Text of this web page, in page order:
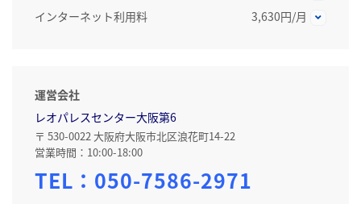
インターネット利用料
3,630円/月
運営会社
レオパレスセンター大阪第6
〒 530-0022 大阪府大阪市北区浪花町14-22
営業時間：10:00-18:00
TEL： 050-7586-2971